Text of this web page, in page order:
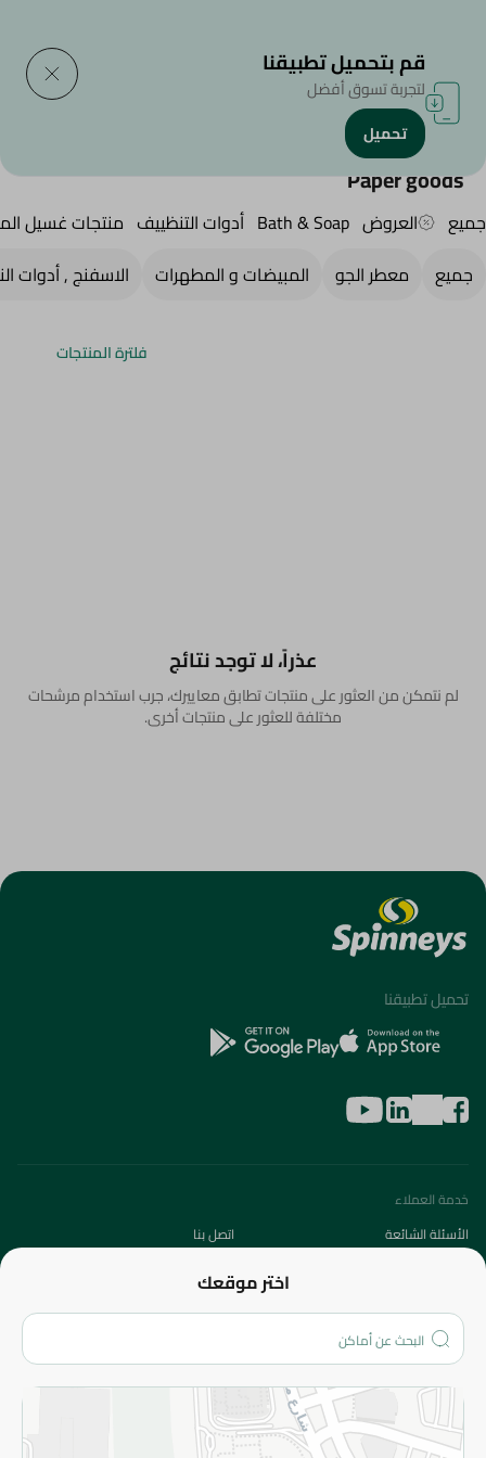
الرئيسية /المنظفات
Paper goods
جميع العروض Bath & Soap أدوات التنظييف منتجات غسيل
جميع
معطر الجو المبيضات و المطهرات الاسفنج , أدوات
فلترة المنتجات
عذراً، لا توجد نتائج
لم نتمكن من العثور على منتجات تطابق معاييرك، جرب استخدام مرشحات
مختلفة للعثور على منتجات أخرى.
قم بتحميل تطبيقنا
لتجربة تسوق أفضل
تحميل
اختر موقعك
تحميل تطبيقنا
خدمة العملاء
الأسئلة الشائعة
اتصل بنا
من نحن؟
الفروع
المزيد
الاسترجاع
سياسة الاستخدام
سياسة الخصوصية